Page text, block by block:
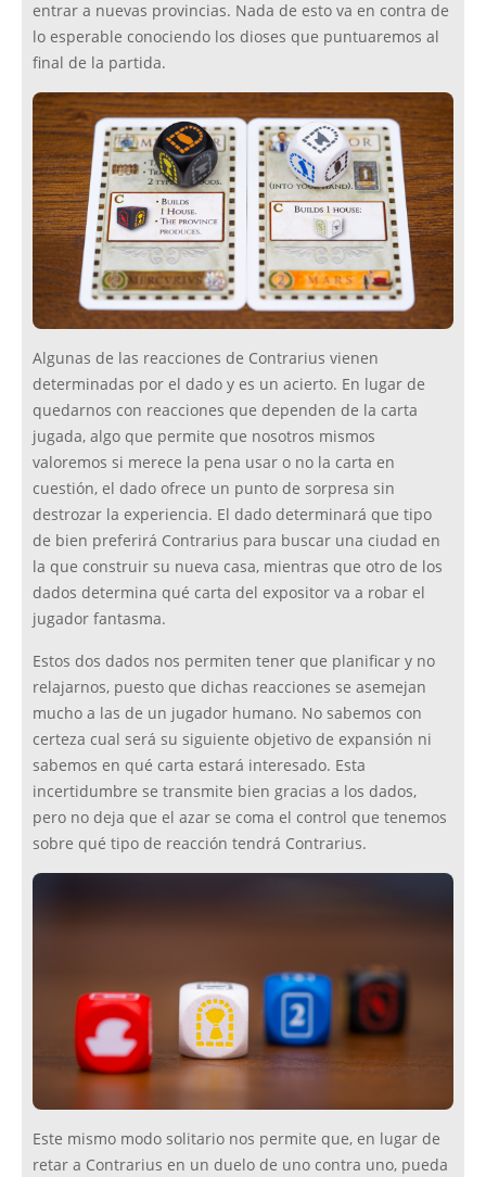
entrar a nuevas provincias. Nada de esto va en contra de
lo esperable conociendo los dioses que puntuaremos al
final de la partida.
Algunas de las reacciones de Contrarius vienen
determinadas por el dado y es un acierto. En lugar de
quedarnos con reacciones que dependen de la carta
jugada, algo que permite que nosotros mismos
valoremos si merece la pena usar o no la carta en
cuestión, el dado ofrece un punto de sorpresa sin
destrozar la experiencia. El dado determinará que tipo
de bien preferirá Contrarius para buscar una ciudad en
la que construir su nueva casa, mientras que otro de los
dados determina qué carta del expositor va a robar el
jugador fantasma.
Estos dos dados nos permiten tener que planificar y no
relajarnos, puesto que dichas reacciones se asemejan
mucho a las de un jugador humano. No sabemos con
certeza cual será su siguiente objetivo de expansión ni
sabemos en qué carta estará interesado. Esta
incertidumbre se transmite bien gracias a los dados,
pero no deja que el azar se coma el control que tenemos
sobre qué tipo de reacción tendrá Contrarius.
Este mismo modo solitario nos permite que, en lugar de
retar a Contrarius en un duelo de uno contra uno, pueda